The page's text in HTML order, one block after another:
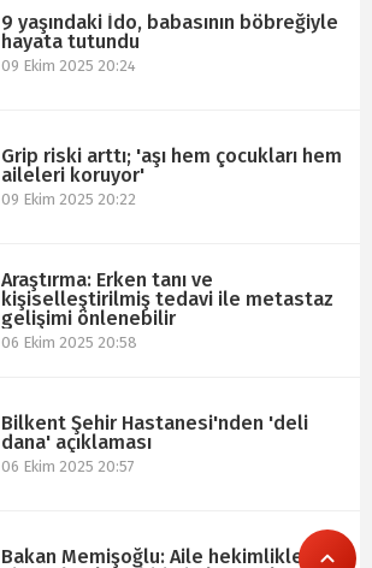
9 yaşındaki İdo, babasının böbreğiyle
hayata tutundu
09 Ekim 2025 20:24
Grip riski arttı; 'aşı hem çocukları hem
aileleri koruyor'
09 Ekim 2025 20:22
Araştırma: Erken tanı ve
kişiselleştirilmiş tedavi ile metastaz
gelişimi önlenebilir
06 Ekim 2025 20:58
Bilkent Şehir Hastanesi'nden 'deli
dana' açıklaması
06 Ekim 2025 20:57
Bakan Memişoğlu: Aile hekimliklerine